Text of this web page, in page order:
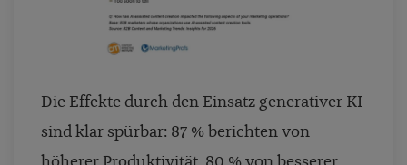
Die Effekte durch den Einsatz generativer KI
sind klar spürbar: 87 % berichten von